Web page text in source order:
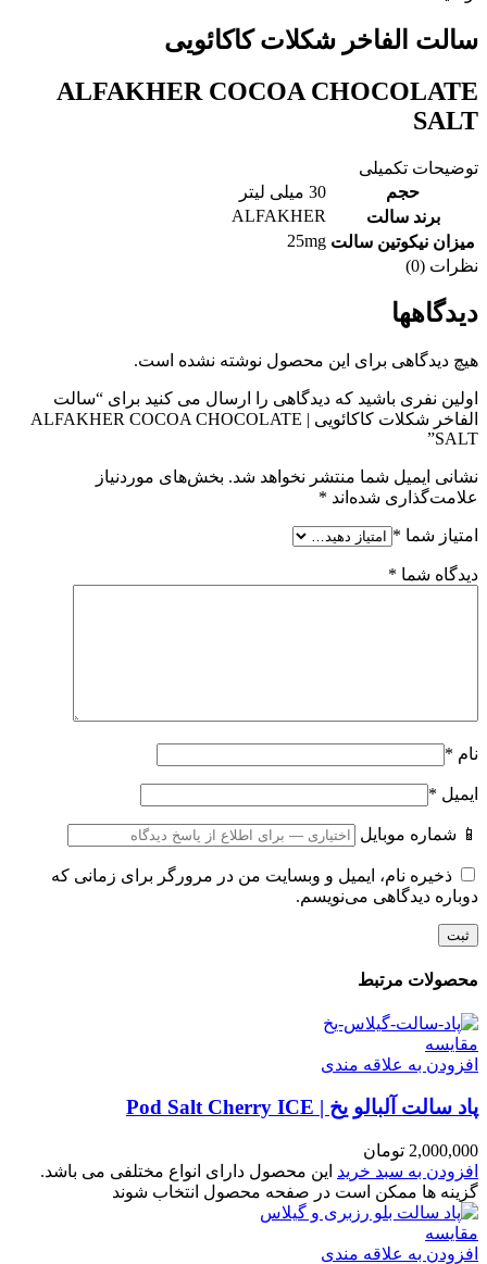
سالت الفاخر شکلات کاکائویی
ALFAKHER COCOA CHOCOLATE
SALT
توضیحات تکمیلی
حجم
30 میلی لیتر
برند سالت
ALFAKHER
میزان نیکوتین سالت 25mg
نظرات (0)
دیدگاهها
هیچ دیدگاهی برای این محصول نوشته نشده است.
اولین نفری باشید که دیدگاهی را ارسال می کنید برای “سالت
الفاخر شکلات کاکائویی | ALFAKHER COCOA CHOCOLATE
SALT”
نشانی ایمیل شما منتشر نخواهد شد. بخش‌های موردنیاز
علامت‌گذاری شده‌اند *
امتیاز شما *
دیدگاه شما *
نام *
ایمیل *
📱 شماره موبایل
ذخیره نام، ایمیل و وبسایت من در مرورگر برای زمانی که
دوباره دیدگاهی می‌نویسم.
محصولات مرتبط
مقایسه
افزودن به علاقه مندی
پاد سالت آلبالو یخ | Pod Salt Cherry ICE
2,000,000 تومان
افزودن به سبد خرید این محصول دارای انواع مختلفی می باشد.
گزینه ها ممکن است در صفحه محصول انتخاب شوند
مقایسه
افزودن به علاقه مندی